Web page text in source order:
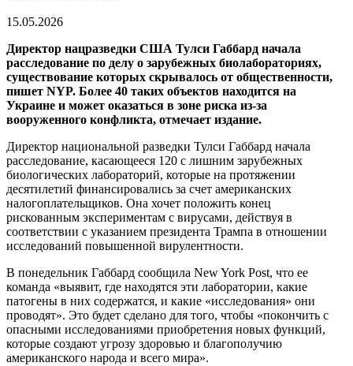
15.05.2026
Директор нацразведки США Тулси Габбард начала
расследование по делу о зарубежных биолабораториях,
существование которых скрывалось от общественности,
пишет NYP. Более 40 таких объектов находится на
Украине и может оказаться в зоне риска из-за
вооруженного конфликта, отмечает издание.
Директор национальной разведки Тулси Габбард начала
расследование, касающееся 120 с лишним зарубежных
биологических лабораторий, которые на протяжении
десятилетий финансировались за счет американских
налогоплательщиков. Она хочет положить конец
рискованным экспериментам с вирусами, действуя в
соответствии с указанием президента Трампа в отношении
исследований повышенной вирулентности.
В понедельник Габбард сообщила New York Post, что ее
команда «выявит, где находятся эти лаборатории, какие
патогены в них содержатся, и какие «исследования» они
проводят». Это будет сделано для того, чтобы «покончить с
опасными исследованиями приобретения новых функций,
которые создают угрозу здоровью и благополучию
американского народа и всего мира».